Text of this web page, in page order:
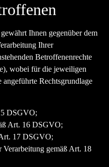
Ihnen gegenüber dem
Ihrer
Betroffenenrechte
wobei für die jeweiligen
angeführte Rechtsgrundlage
DSGVO;
Art. 16 DSGVO;
17 DSGVO;
Verarbeitung gemäß Art. 18